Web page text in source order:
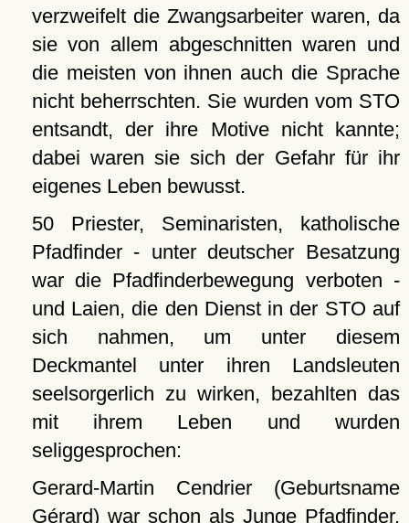
verzweifelt die Zwangsarbeiter waren, da
sie von allem abgeschnitten waren und
die meisten von ihnen auch die Sprache
nicht beherrschten. Sie wurden vom STO
entsandt, der ihre Motive nicht kannte;
dabei waren sie sich der Gefahr für ihr
eigenes Leben bewusst.
50 Priester, Seminaristen, katholische
Pfadfinder - unter deutscher Besatzung
war die Pfadfinderbewegung verboten -
und Laien, die den Dienst in der STO auf
sich nahmen, um unter diesem
Deckmantel unter ihren Landsleuten
seelsorgerlich zu wirken, bezahlten das
mit ihrem Leben und wurden
seliggesprochen:
Gerard-Martin Cendrier (Geburtsname
Gérard) war schon als Junge Pfadfinder.